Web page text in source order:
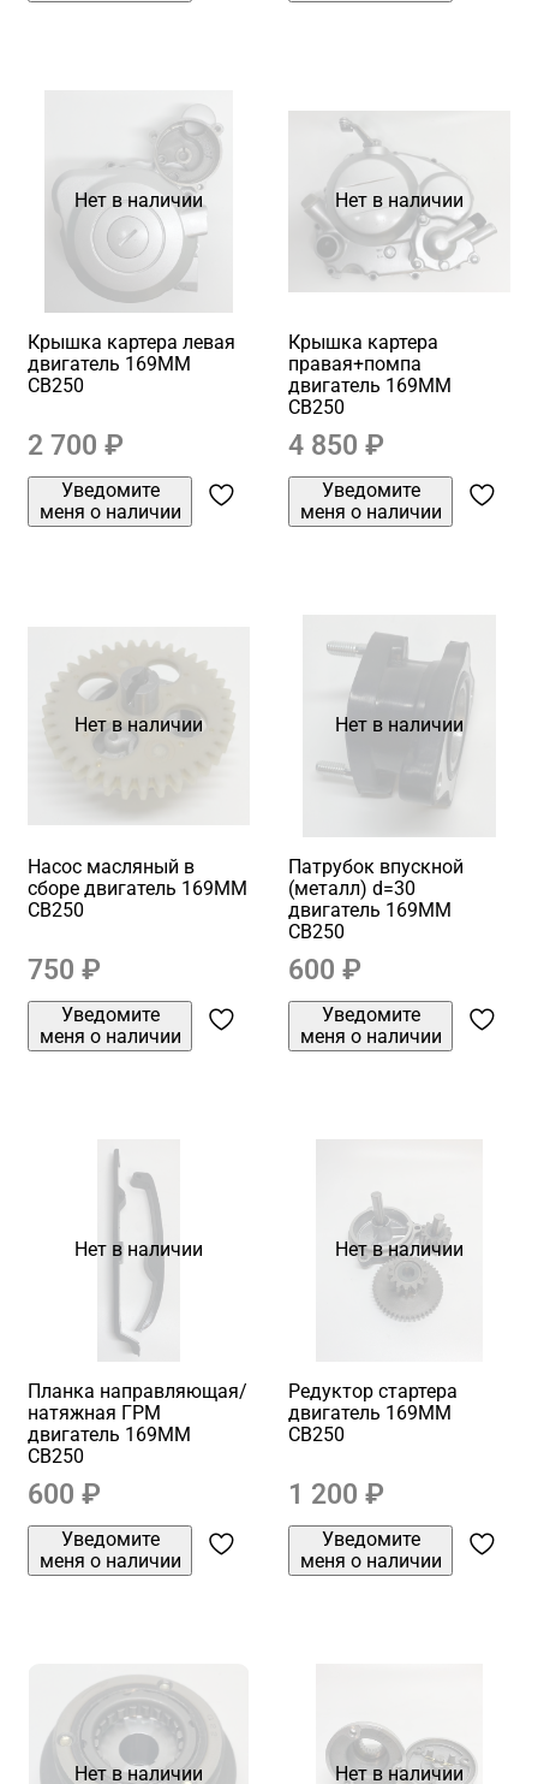
Нет в наличии
Крышка картера левая
двигатель 169MM
CB250
2 700 ₽
Уведомите
меня о наличии
Нет в наличии
Крышка картера
правая+помпа
двигатель 169MM
CB250
4 850 ₽
Уведомите
меня о наличии
Нет в наличии
Насос масляный в
сборе двигатель 169MM
CB250
750 ₽
Уведомите
меня о наличии
Нет в наличии
Патрубок впускной
(металл) d=30
двигатель 169MM
CB250
600 ₽
Уведомите
меня о наличии
Нет в наличии
Планка направляющая/
натяжная ГРМ
двигатель 169MM
CB250
600 ₽
Уведомите
меня о наличии
Нет в наличии
Редуктор стартера
двигатель 169MM
CB250
1 200 ₽
Уведомите
меня о наличии
Нет в наличии Нет в наличии